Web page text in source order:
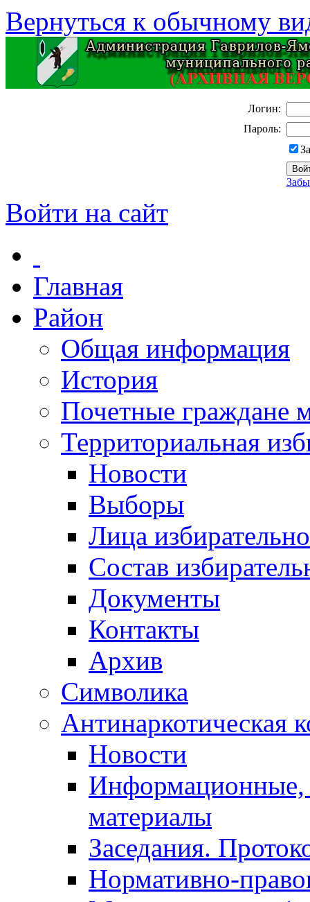
Вернуться к обычному
Логин:
Пароль:
Войти на сайт
Главная
Район
Общая информация
История
Почетные граждане
Территориальная
Новости
Выборы
Лица
Состав
Документы
Контакты
Архив
Символика
Антинаркотическая
Новости
Информационные,
материалы
Заседания.
Нормативно-